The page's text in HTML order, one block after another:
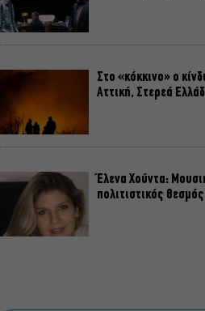
Στο «κόκκινο» ο
Αττική, Στερεά
Έλενα Χούντα:
πολιτιστικός